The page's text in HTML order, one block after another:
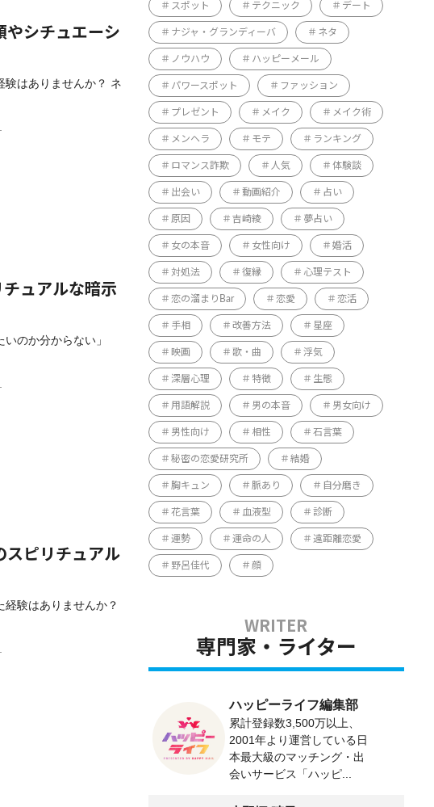
やシチュエーシ
験はありませんか？ ネ
ュアルな暗示
のか分からない」
スピリチュアル
経験はありませんか？
スポット テクニック デート
ナジャ・グランディーバ ネタ
ノウハウ ハッピーメール
パワースポット ファッション
プレゼント メイク メイク術
メンヘラ モテ ランキング
ロマンス詐欺 人気 体験談
出会い 動画紹介 占い
原因 吉崎綾 夢占い
女の本音 女性向け 婚活
対処法 復縁 心理テスト
恋の溜まりBar 恋愛 恋活
手相 改善方法 星座
映画 歌・曲 浮気
深層心理 特徴 生態
用語解説 男の本音 男女向け
男性向け 相性 石言葉
秘密の恋愛研究所 結婚
胸キュン 脈あり 自分磨き
花言葉 血液型 診断
運勢 運命の人 遠距離恋愛
野呂佳代 顔
専門家・ライター
ハッピーライフ編集部
累計登録数3,500万以上、
2001年より運営している日
本最大級のマッチング・出
会いサービス「ハッピ...